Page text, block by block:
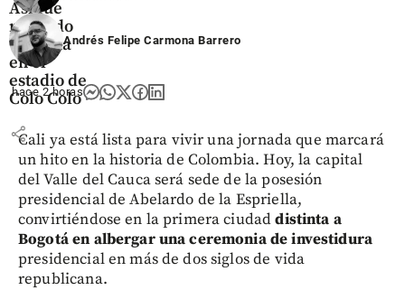
Así fue
recibido
Vozinha
en el
estadio de
Colo Colo
share
Andrés Felipe Carmona Barrero
hace 2 horas
Cali ya está lista para vivir una jornada que marcará
un hito en la historia de Colombia. Hoy, la capital
del Valle del Cauca será sede de la posesión
presidencial de Abelardo de la Espriella,
convirtiéndose en la primera ciudaddistinta a
Bogotá en albergar una ceremonia de investidura
presidencial en más de dos siglos de vida
republicana.